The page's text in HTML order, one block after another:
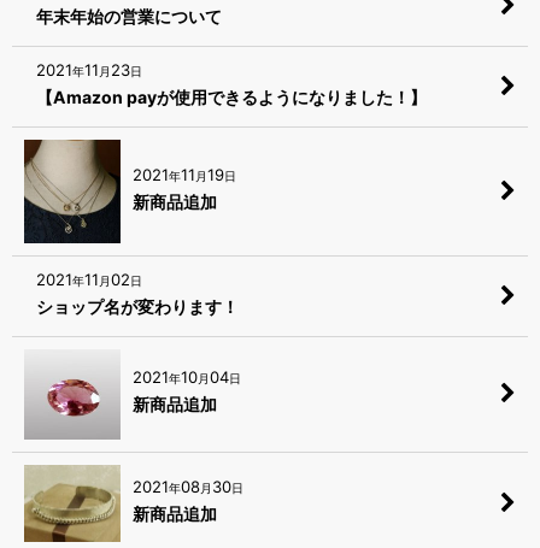
年末年始の営業について
2021年11 月 23日
【Amazon payが使用できるようになりました！】
2021年11 月19日
新商品追加
2021年11 月02日
ショップ名が変わります！
2021年10月04日
新商品追加
2021年08月 30日
新商品追加